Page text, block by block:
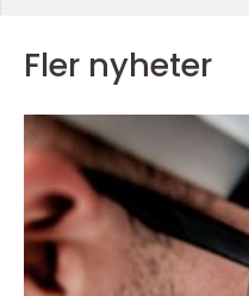
Fler nyheter